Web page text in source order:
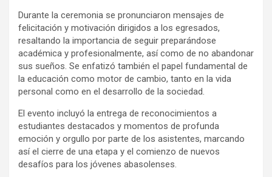
Durante la ceremonia se pronunciaron mensajes de
felicitación y motivación dirigidos a los egresados,
resaltando la importancia de seguir preparándose
académica y profesionalmente, así como de no abandonar
sus sueños. Se enfatizó también el papel fundamental de
la educación como motor de cambio, tanto en la vida
personal como en el desarrollo de la sociedad.
El evento incluyó la entrega de reconocimientos a
estudiantes destacados y momentos de profunda
emoción y orgullo por parte de los asistentes, marcando
así el cierre de una etapa y el comienzo de nuevos
desafíos para los jóvenes abasolenses.